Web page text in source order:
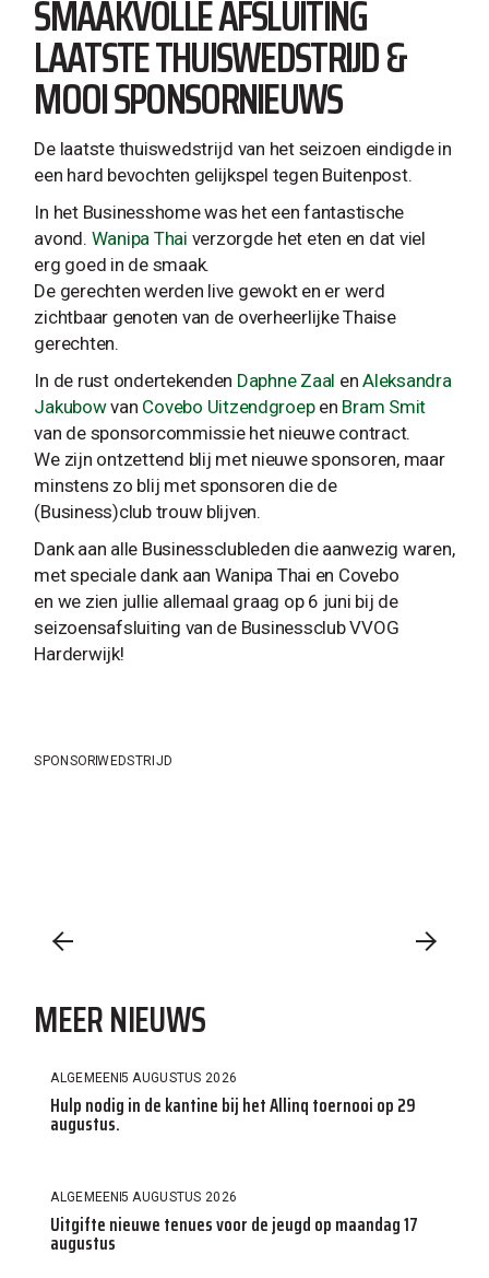
SMAAKVOLLE AFSLUITING
LAATSTE THUISWEDSTRIJD &
MOOI SPONSORNIEUWS
De laatste thuiswedstrijd van het seizoen eindigde in
een hard bevochten gelijkspel tegen Buitenpost.
In het Businesshome was het een fantastische
avond. Wanipa Thai verzorgde het eten en dat viel
erg goed in de smaak.
De gerechten werden live gewokt en er werd
zichtbaar genoten van de overheerlijke Thaise
gerechten.
In de rust ondertekenden Daphne Zaal enAleksandra
Jakubowvan Covebo Uitzendgroepen Bram Smit
van de sponsorcommissie het nieuwe contract.
We zijn ontzettend blij met nieuwe sponsoren, maar
minstens zo blij met sponsoren die de
(Business)club trouw blijven.
Dank aan alle Businessclubleden die aanwezig waren,
met speciale dank aan Wanipa Thai en Covebo
en we zien jullie allemaal graag op 6 juni bij de
seizoensafsluiting van de Businessclub VVOG
Harderwijk!
SPONSORWEDSTRIJD
MEER NIEUWS
ALGEMEEN5 AUGUSTUS 2026
Hulp nodig in de kantine bij het Allinq toernooi op 29
augustus.
ALGEMEEN5 AUGUSTUS 2026
Uitgifte nieuwe tenues voor de jeugd op maandag 17
augustus